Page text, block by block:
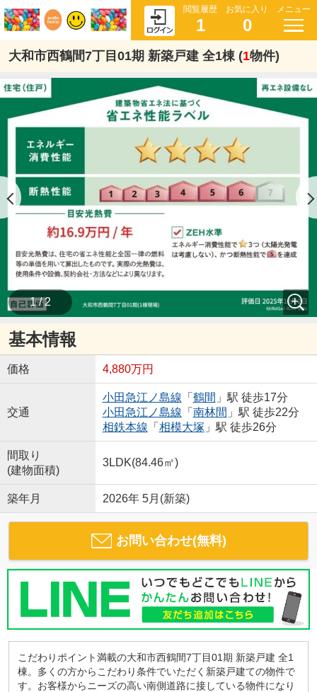
閲覧履歴
1
お気に入り
0
メニュー
大和市西鶴間7丁目01期 新築戸建 全1棟 (1物件)
1 / 2
基本情報
価格 4,880万円
交通
小田急江ノ島線 「 鶴間 」駅 徒歩17分
小田急江ノ島線 「 南林間 」駅 徒歩22分
相鉄本線 「 相模大塚 」駅 徒歩26分
間取り
(建物面積)
3LDK(84.46㎡)
築年月 2026年 5月(新築)
お問い合わせ(無料)
こだわりポイント満載の大和市西鶴間7丁目01期 新築戸建 全1
棟。多くの方からこだわり条件でいただく新築戸建ての物件で
す。お客様からニーズの高い南側道路に接している物件になり